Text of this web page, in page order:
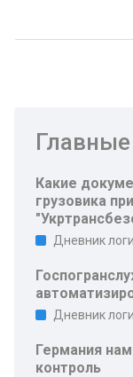
Какие
грузовика
Дневник
Дневник
Германия
контроль